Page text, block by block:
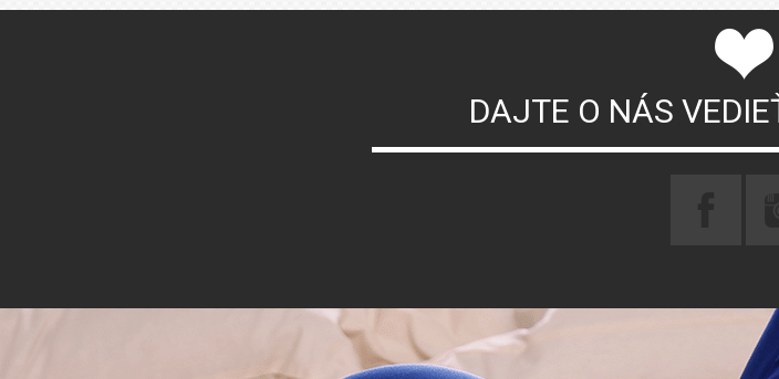
DAJTE O NÁS